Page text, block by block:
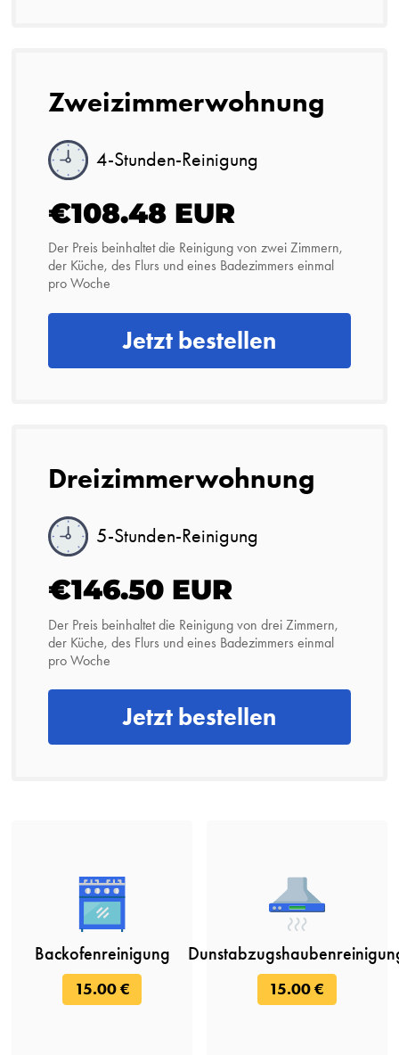
Zweizimmerwohnung
4-Stunden-Reinigung
€108.48 EUR
Der Preis beinhaltet die Reinigung von zwei Zimmern,
der Küche, des Flurs und eines Badezimmers einmal
pro Woche
Jetzt bestellen
Dreizimmerwohnung
5-Stunden-Reinigung
€146.50 EUR
Der Preis beinhaltet die Reinigung von drei Zimmern,
der Küche, des Flurs und eines Badezimmers einmal
pro Woche
Jetzt bestellen
Backofenreinigung
15.00 € 15.00 €